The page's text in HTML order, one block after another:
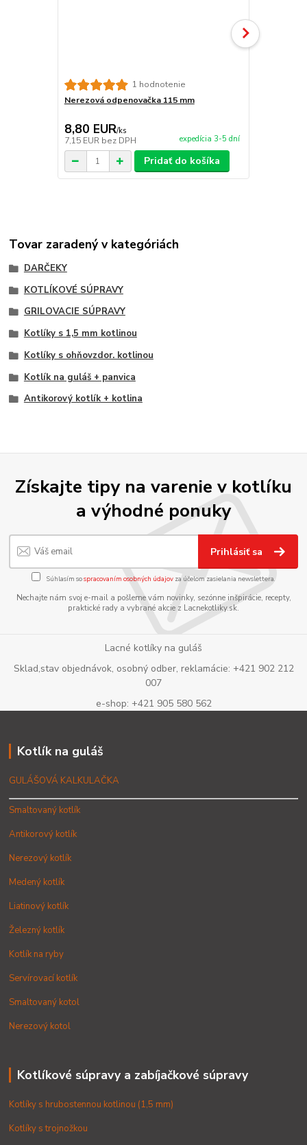
1 hodnotenie
Nerezová odpenovačka 115 mm
8,80 EUR/ks
7,15 EUR bez DPH expedícia 3-5 dní
Pridať do košíka
Tovar zaradený v kategóriách
DARČEKY
KOTLÍKOVÉ SÚPRAVY
GRILOVACIE SÚPRAVY
Kotlíky s 1,5 mm kotlinou
Kotlíky s ohňovzdor. kotlinou
Kotlík na guláš + panvica
Antikorový kotlík + kotlina
Získajte tipy na varenie v kotlíku
a výhodné ponuky
Prihlásiť sa
Súhlasím sospracovaním osobných údajov za účelom zasielania newslettera.
Nechajte nám svoj e-mail a pošleme vám novinky, sezónne inšpirácie, recepty,
praktické rady a vybrané akcie z Lacnekotliky.sk.
Lacné kotlíky na guláš
Sklad,stav objednávok, osobný odber, reklamácie: +421 902 212
007
e-shop: +421 905 580 562
Kotlík na guláš
GULÁŠOVÁ KALKULAČKA
Smaltovaný kotlík
Antikorový kotlík
Nerezový kotlík
Medený kotlík
Liatinový kotlík
Železný kotlík
Kotlík na ryby
Servírovací kotlík
Smaltovaný kotol
Nerezový kotol
Kotlíkové súpravy a zabíjačkové súpravy
Kotlíky s hrubostennou kotlinou (1,5 mm)
Kotlíky s trojnožkou